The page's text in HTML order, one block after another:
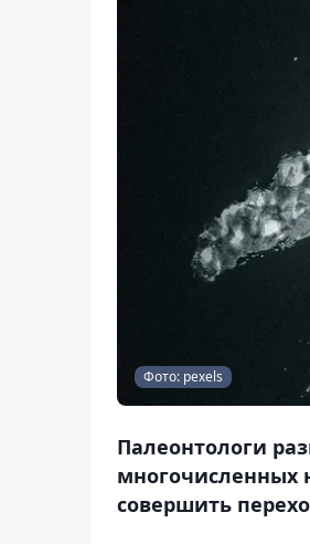
Фото: pexels
Палеонтологи
многочисленных
совершить